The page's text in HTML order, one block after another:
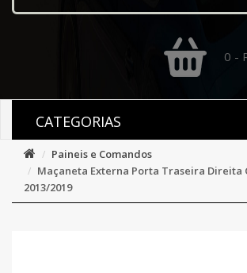
0 -
CATEGORIAS
Paineis e Comandos
Maçaneta Externa Porta Traseira Direita
2013/2019